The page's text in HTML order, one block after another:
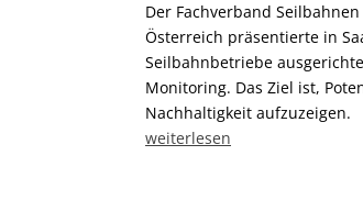
Der Fachverband
Österreich präsentierte in
Seilbahnbetriebe
Monitoring. Das Ziel ist,
Nachhaltigkeit aufzuzeigen.
weiterlesen